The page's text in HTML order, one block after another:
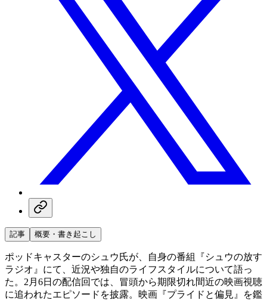
記事 概要・書き起こし
ポッドキャスターのシュウ氏が、自身の番組『シュウの放す
ラジオ』にて、近況や独自のライフスタイルについて語っ
た。2月6日の配信回では、冒頭から期限切れ間近の映画視聴
に追われたエピソードを披露。映画『プライドと偏見』を鑑